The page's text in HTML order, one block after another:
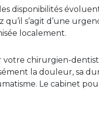
disponibilités
s’agit d’une
localement.
votre chirurgien-
la douleur, sa
Le cabinet